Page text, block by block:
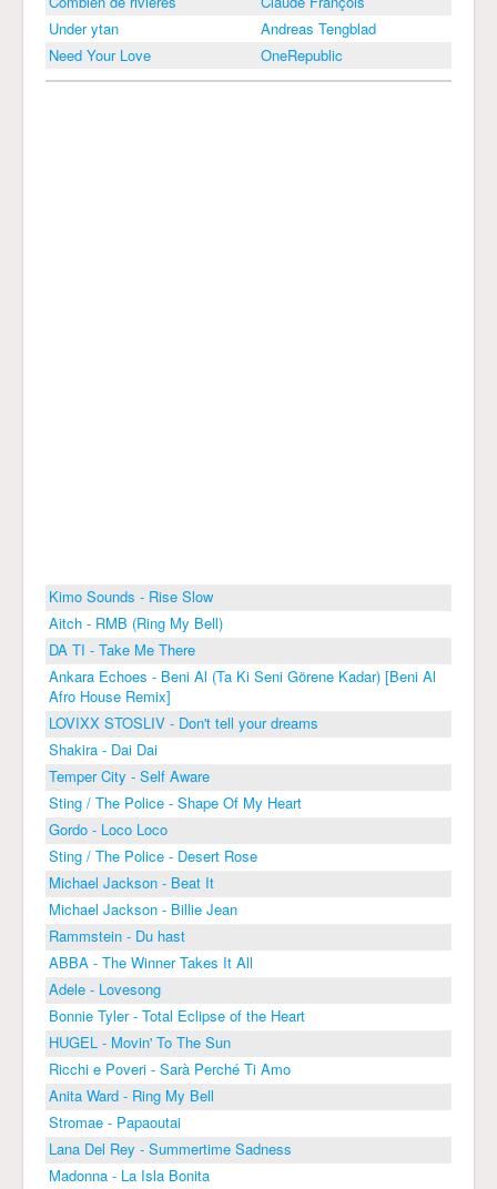
Under ytan
Andreas Tengblad
Need Your Love
OneRepublic
Kimo Sounds - Rise Slow
Aitch - RMB (Ring My Bell)
DA TI - Take Me There
Ankara Echoes - Beni Al (Ta Ki Seni Görene Kadar) [Beni Al
Afro House Remix]
LOVIXX STOSLIV - Don't tell your dreams
Shakira - Dai Dai
Temper City - Self Aware
Sting / The Police - Shape Of My Heart
Gordo - Loco Loco
Sting / The Police - Desert Rose
Michael Jackson - Beat It
Michael Jackson - Billie Jean
Rammstein - Du hast
ABBA - The Winner Takes It All
Adele - Lovesong
Bonnie Tyler - Total Eclipse of the Heart
HUGEL - Movin' To The Sun
Ricchi e Poveri - Sarà Perché Ti Amo
Anita Ward - Ring My Bell
Stromae - Papaoutai
Lana Del Rey - Summertime Sadness
Madonna - La Isla Bonita